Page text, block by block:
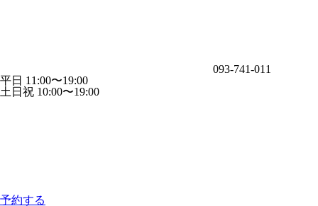
093-741-011
平日 11:00〜19:00
土日祝 10:00〜19:00
予約する